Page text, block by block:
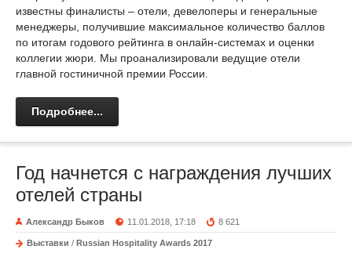
известны финалисты – отели, девелоперы и генеральные
менеджеры, получившие максимальное количество баллов
по итогам годового рейтинга в онлайн-системах и оценки
коллегии жюри. Мы проанализировали ведущие отели
главной гостиничной премии России.
Подробнее...
Год начнется с награждения лучших
отелей страны
Александр Быков 11.01.2018, 17:18 8 621
Выставки / Russian Hospitality Awards 2017